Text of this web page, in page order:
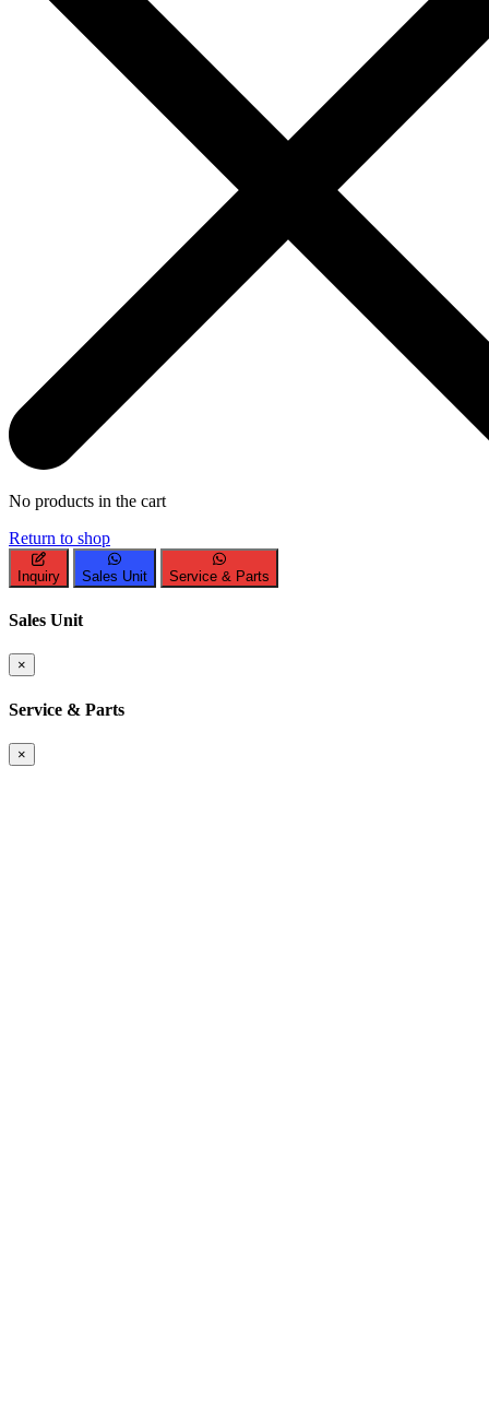
No products in the cart
Return to shop
Inquiry Sales Unit Service & Parts
Sales Unit
×
Service & Parts
×